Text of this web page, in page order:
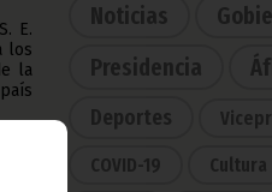
E.
los
la
y
Noticias
Presidencia
Deportes
COVID-19 Cultura